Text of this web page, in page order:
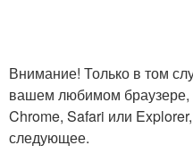
Внимание! Только в том
вашем любимом браузере,
Chrome, Safari или
следующее.